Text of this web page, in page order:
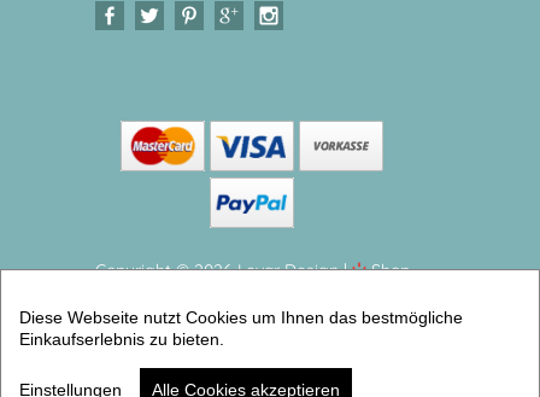
Copyright © 2026 Levar Design |
Shop
Kindergeschirr Set Bauernhof Pferd Kinderteller,
Trinkbecher mit Namen aus Melamin BPA frei (3er
Gechirrset) | Artikelnummer: 15895100 -2
Diese Webseite nutzt Cookies um Ihnen das bestmögliche
Einkaufserlebnis zu bieten.
Einstellungen Alle Cookies akzeptieren